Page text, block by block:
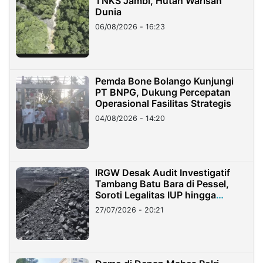
Dunia
06/08/2026 - 16:23
Pemda Bone Bolango Kunjungi
PT BNPG, Dukung Percepatan
Operasional Fasilitas Strategis
04/08/2026 - 14:20
IRGW Desak Audit Investigatif
Tambang Batu Bara di Pessel,
Soroti Legalitas IUP hingga
Stockpile
27/07/2026 - 20:21